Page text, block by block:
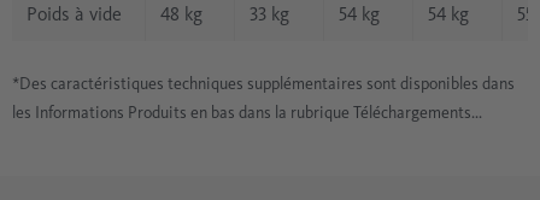
Poids à vide 48 kg 33 kg 54 kg 54 kg 55
*Des caractéristiques techniques supplémentaires sont disponibles dans
les Informations Produits en bas dans la rubrique Téléchargements...